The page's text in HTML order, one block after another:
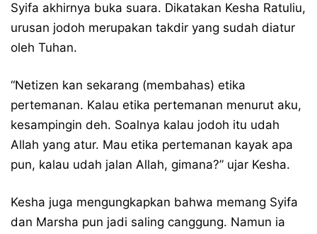
Syifa akhirnya buka suara. Dikatakan Kesha Ratuliu,
urusan jodoh merupakan takdir yang sudah diatur
oleh Tuhan.
“Netizen kan sekarang (membahas) etika
pertemanan. Kalau etika pertemanan menurut aku,
kesampingin deh. Soalnya kalau jodoh itu udah
Allah yang atur. Mau etika pertemanan kayak apa
pun, kalau udah jalan Allah, gimana?” ujar Kesha.
Kesha juga mengungkapkan bahwa memang Syifa
dan Marsha pun jadi saling canggung. Namun ia